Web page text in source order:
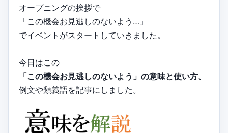
オープニングの挨拶で
「この機会お見逃しのないよう…」
でイベントがスタートしていきました。
今日はこの
「この機会お見逃しのないよう」の意味と使い方、
例文や類義語を記事にしました。